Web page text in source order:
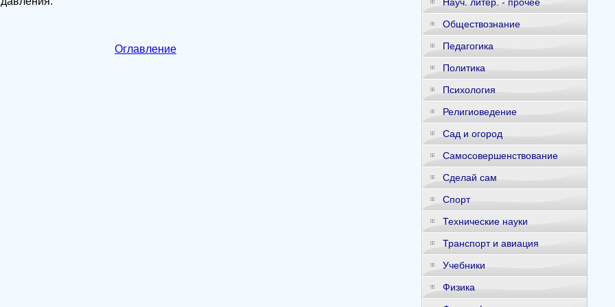
Оглавление
Обществознание
Педагогика
Политика
Психология
Религиоведение
Сад и огород
Самосовершенствование
Сделай сам
Спорт
Технические науки
Транспорт и авиация
Учебники
Физика